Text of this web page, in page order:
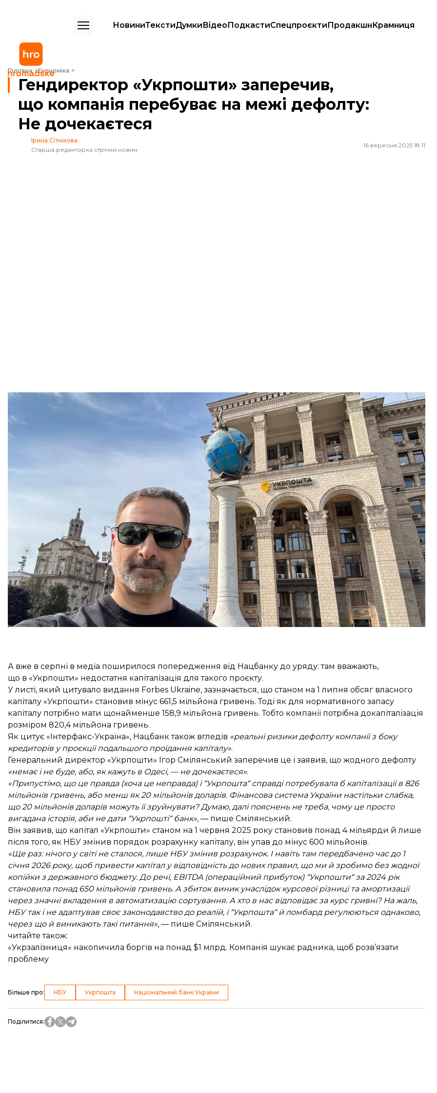
НовиниТекстиДумкиВідеоПодкастиСпецпроєктиПродакшнКрамниця
Головна Економіка
Гендиректор «Укрпошти» заперечив, що компанія перебуває на межі дефолту: Не дочекаєтеся
Гендиректор «Укрпошти» заперечив,
що компанія перебуває на межі дефолту:
Не дочекаєтеся
Ірина Сітнікова
Старша редакторка стрічки новин
16 вересня 2025 18:11
Генеральний директор «Укрпошти» Ігор Смілянський
Ігор Смілянський / Facebook
Генеральний директор «Укрпошти» Ігор Смілянський заперечив інформацію, що компанія
перебуває на межі дефолту.
«Інтерфакс-Україна» з посиланням на матеріали до проєкту держбюджетуписало, що НБУ пропонує
уряду не передавати PINbank «Укрпошті», а здати його ліцензію. Мовляв, сам банк є збитковим,
Нагадаємо, на початку року уряд оголосив, що «Укрпошта» отримає акції «Першого інвестиційного
банку», які раніше належали російським олігархам. І в такий спосібна базі «Укрпошти» мають
створити поштовий банк
А вже в серпні в медіа поширилося попередження від Нацбанку до уряду: там вважають,
що в «Укрпошти» недостатня капіталізація для такого проєкту.
У листі, який цитувало видання Forbes Ukraine, зазначається, що станом на 1 липня обсяг власного
капіталу «Укрпошти» становив мінус 661,5 мільйона гривень. Тоді як для нормативного запасу
капіталу потрібно мати щонайменше 158,9 мільйона гривень. Тобто компанії потрібна докапіталізація
розміром 820,4 мільйона гривень.
Як цитує «Інтерфакс-Україна», Нацбанк також вгледів «реальні ризики дефолту компанії з боку
кредиторів у проєкції подальшого проїдання капіталу».
Генеральний директор «Укрпошти» Ігор Смілянський заперечив це і заявив, що жодного дефолту
«немає і не буде, або, як кажуть в Одесі, — не дочекаєтеся».
«Припустімо, що це правда (хоча це неправда) і “Укрпошта“ справді потребувала б капіталізації в 826
мільйонів гривень, або менш як 20 мільйонів доларів. Фінансова система України настільки слабка,
що 20 мільйонів доларів можуть її зруйнувати? Думаю, далі пояснень не треба, чому це просто
вигадана історія, аби не дати “Укрпошті“ банк», — пише Смілянський.
Він заявив, що капітал «Укрпошти» станом на 1 червня 2025 року становив понад 4 мільярди й лише
після того, як НБУ змінив порядок розрахунку капіталу, він упав до мінус 600 мільйонів.
«Ще раз: нічого у світі не сталося, лише НБУ змінив розрахунок. І навіть там передбачено час до 1
січня 2026 року, щоб привести капітал у відповідність до нових правил, що ми й зробимо без жодної
копійки з державного бюджету. До речі, EBITDA (операційний прибуток) “Укрпошти“ за 2024 рік
становила понад 650 мільйонів гривень. А збиток виник унаслідок курсової різниці та амортизації
через значні вкладення в автоматизацію сортування. А хто в нас відповідає за курс гривні? На жаль,
НБУ так і не адаптував своє законодавство до реалій, і “Укрпошта“ й ломбард регулюються однаково,
через що й виникають такі питання», — пише Смілянський.
читайте також:
«Укрзалізниця» накопичила боргів на понад $1 млрд. Компанія шукає радника, щоб розв’язати
проблему
Більше про: НБУ Укрпошта Національний банк України
Поділитися: